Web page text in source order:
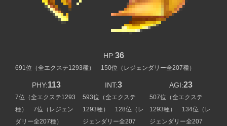
HP:36
691位（全エクステ1293種） 150位（レジェンダリー全207種）
PHY:113
7位（全エクステ1293
種） 7位（レジェン
ダリー全207種）
INT:3
593位（全エクステ
1293種） 128位（レ
ジェンダリー全207
AGI:23
507位（全エクステ
1293種） 134位（レ
ジェンダリー全207